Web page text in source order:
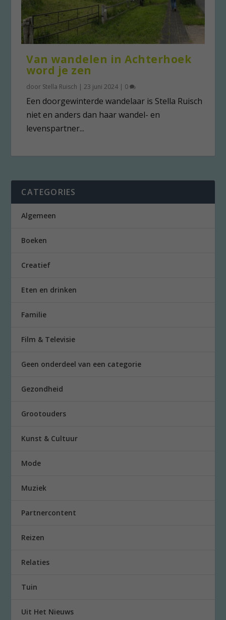
Van wandelen in Achterhoek
word je zen
door Stella Ruisch |23 juni 2024 | 0
Een doorgewinterde wandelaar is Stella Ruisch
niet en anders dan haar wandel- en
levenspartner...
CATEGORIES
Algemeen
Boeken
Creatief
Eten en drinken
Familie
Film & Televisie
Geen onderdeel van een categorie
Gezondheid
Grootouders
Kunst & Cultuur
Mode
Muziek
Partnercontent
Reizen
Relaties
Tuin
Uit Het Nieuws